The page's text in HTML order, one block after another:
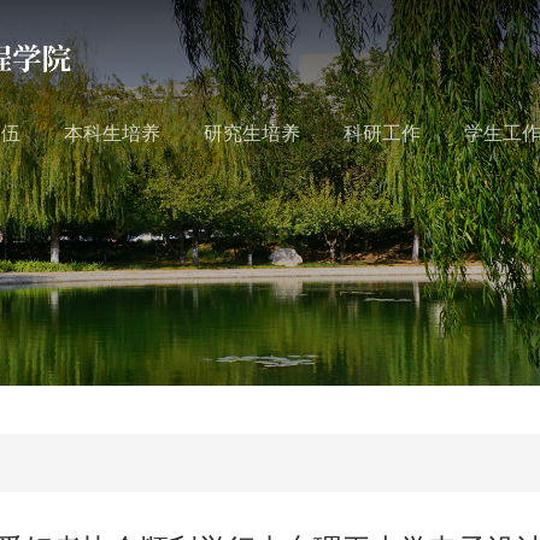
本科生培养 研究生培养 科研工作 学生工作